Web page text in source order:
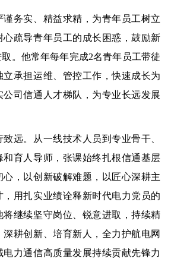
务实、精益求精，为青年员工树立
心疏导青年员工的成长困惑，鼓励新
。他常年每年完成2名青年员工带徒
承担运维、管控工作，快速成长为
司信通人才梯队，为专业长远发展
。从一线技术人员到专业骨干、
和育人导师，张课始终扎根信通基层
，以创新破解难题，以匠心深耕主
，用扎实业绩诠释新时代电力党员的
将继续坚守岗位、锐意进取，持续精
耕创新、培育新人，全力护航电网
力通信高质量发展持续贡献先锋力